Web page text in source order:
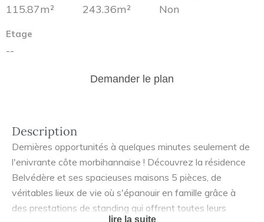
115.87m² 243.36m² Non
Etage
--
Demander le plan
Description
Dernières opportunités à quelques minutes seulement de
l'enivrante côte morbihannaise ! Découvrez la résidence
Belvédère et ses spacieuses maisons 5 pièces, de
véritables lieux de vie où s'épanouir en famille grâce à
des prestations de standing qui offrent toutes leurs
lire la suite